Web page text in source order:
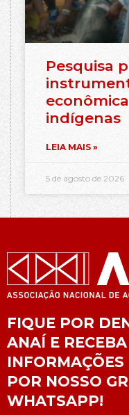
Pesquisa
indígenas
LEIA MAIS »
5 de agosto de 2026
FIQUE POR
ANAÍ E RECEBA
POR NOSSO
WHATSAPP!